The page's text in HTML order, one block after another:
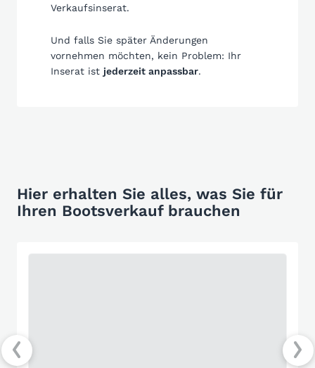
Verkaufsinserat.
Und falls Sie später Änderungen
vornehmen möchten, kein Problem: Ihr
Inserat ist jederzeit anpassbar.
Hier erhalten Sie alles, was Sie für
Ihren Bootsverkauf brauchen